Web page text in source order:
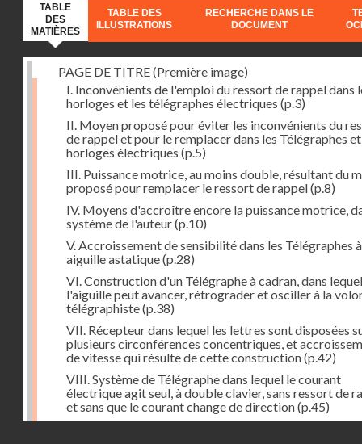
TABLE
DES
MATIÈRES
TABLE DES
ILLUSTRATIONS
RECHERCHE DANS LE
DOCUMENT
PAGE DE TITRE (Première image)
I. Inconvénients de l'emploi du ressort de rappel dans
horloges et les télégraphes électriques (p.3)
II. Moyen proposé pour éviter les inconvénients du
de rappel et pour le remplacer dans les Télégraphes
horloges électriques (p.5)
III. Puissance motrice, au moins double, résultant du
proposé pour remplacer le ressort de rappel(p.8)
IV. Moyens d'accroître encore la puissance motrice,
système de l'auteur(p.10)
V. Accroissement de sensibilité dans les Télégraphes à
aiguille astatique(p.28)
VI. Construction d'un Télégraphe à cadran, dans lequel
l'aiguille peut avancer, rétrograder et osciller à la
télégraphiste(p.38)
VII. Récepteur dans lequel les lettres sont disposées
plusieurs circonférences concentriques, et
de vitesse qui résulte de cette construction(p.42)
VIII. Système de Télégraphe dans lequel le courant
électrique agit seul, à double clavier, sans ressort de
et sans que le courant change de direction(p.45)